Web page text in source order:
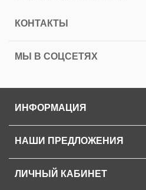
КОНТАКТЫ
МЫ В СОЦСЕТЯХ
ИНФОРМАЦИЯ
НАШИ ПРЕДЛОЖЕНИЯ
ЛИЧНЫЙ КАБИНЕТ